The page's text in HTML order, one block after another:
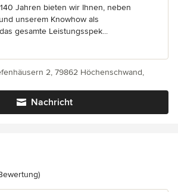
Jahren bieten wir Ihnen, neben
unserem Knowhow als
gesamte Leistungsspek...
Nachricht
2, 79862 Höchenschwand,
5 von 5 Sternen